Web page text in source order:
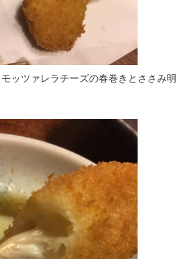
ッツァレラチーズの春巻きとささみ明